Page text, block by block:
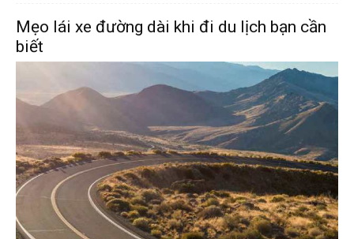
Mẹo lái xe đường dài khi đi du lịch bạn cần
biết